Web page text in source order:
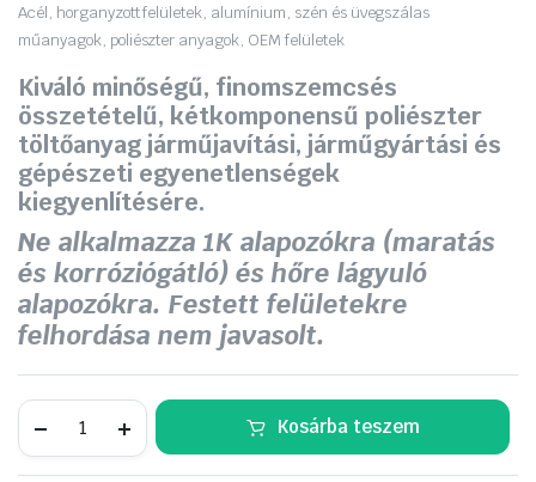
Acél, horganyzott felületek, alumínium, szén és üvegszálas
műanyagok, poliészter anyagok, OEM felületek
Kiváló minőségű, finomszemcsés
összetételű, kétkomponensű poliészter
töltőanyag járműjavítási, járműgyártási és
gépészeti egyenetlenségek
kiegyenlítésére.
Ne alkalmazza 1K alapozókra (maratás
és korróziógátló) és hőre lágyuló
alapozókra. Festett felületekre
felhordása nem javasolt.
2-
Kosárba teszem